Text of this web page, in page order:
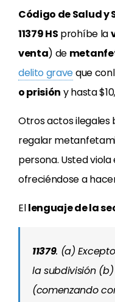
Código de Salud y
11379 HS prohíbe la
venta) de
delito graveque
o prisión y hasta
Otros actos ilegales
regalar
persona. Usted
ofreciéndose a
Ellenguaje de la
11379. (a)
la subdivisión
(comenzando